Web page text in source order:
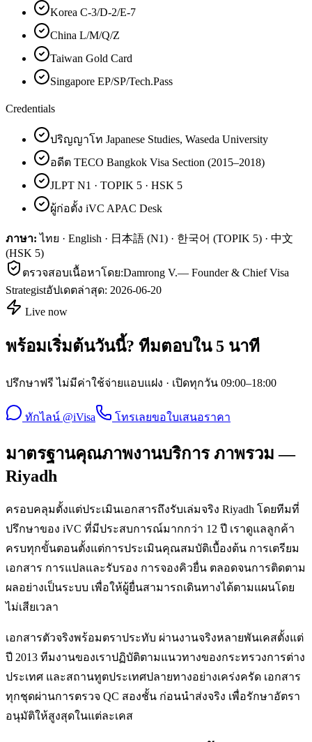
Korea C-3/D-2/E-7
China L/M/Q/Z
Taiwan Gold Card
Singapore EP/SP/Tech.Pass
Credentials
ปริญญาโท Japanese Studies, Waseda University
อดีต TECO Bangkok Visa Section (2015–2018)
JLPT N1 · TOPIK 5 · HSK 5
ผู้ก่อตั้ง iVC APAC Desk
ภาษา: ไทย · English · 日本語 (N1) · 한국어 (TOPIK 5) · 中文
(HSK 5)
ตรวจสอบเนื้อหาโดย:Damrong V.— Founder & Chief Visa
Strategistอัปเดตล่าสุด: 2026-06-20
Live now
พร้อมเริ่มต้นวันนี้? ทีมตอบใน 5 นาที
ปรึกษาฟรี ไม่มีค่าใช้จ่ายแอบแฝง · เปิดทุกวัน 09:00–18:00
ทักไลน์ @iVisa โทรเลยขอใบเสนอราคา
มาตรฐานคุณภาพงานบริการ ภาพรวม —
Riyadh
ครอบคลุมตั้งแต่ประเมินเอกสารถึงรับเล่มจริง Riyadh โดยทีมที่
ปรึกษาของ iVC ที่มีประสบการณ์มากกว่า 12 ปี เราดูแลลูกค้า
ครบทุกขั้นตอนตั้งแต่การประเมินคุณสมบัติเบื้องต้น การเตรียม
เอกสาร การแปลและรับรอง การจองคิวยื่น ตลอดจนการติดตาม
ผลอย่างเป็นระบบ เพื่อให้ผู้ยื่นสามารถเดินทางได้ตามแผนโดย
ไม่เสียเวลา
เอกสารตัวจริงพร้อมตราประทับ ผ่านงานจริงหลายพันเคสตั้งแต่
ปี 2013 ทีมงานของเราปฏิบัติตามแนวทางของกระทรวงการต่าง
ประเทศ และสถานทูตประเทศปลายทางอย่างเคร่งครัด เอกสาร
ทุกชุดผ่านการตรวจ QC สองชั้น ก่อนนำส่งจริง เพื่อรักษาอัตรา
อนุมัติให้สูงสุดในแต่ละเคส